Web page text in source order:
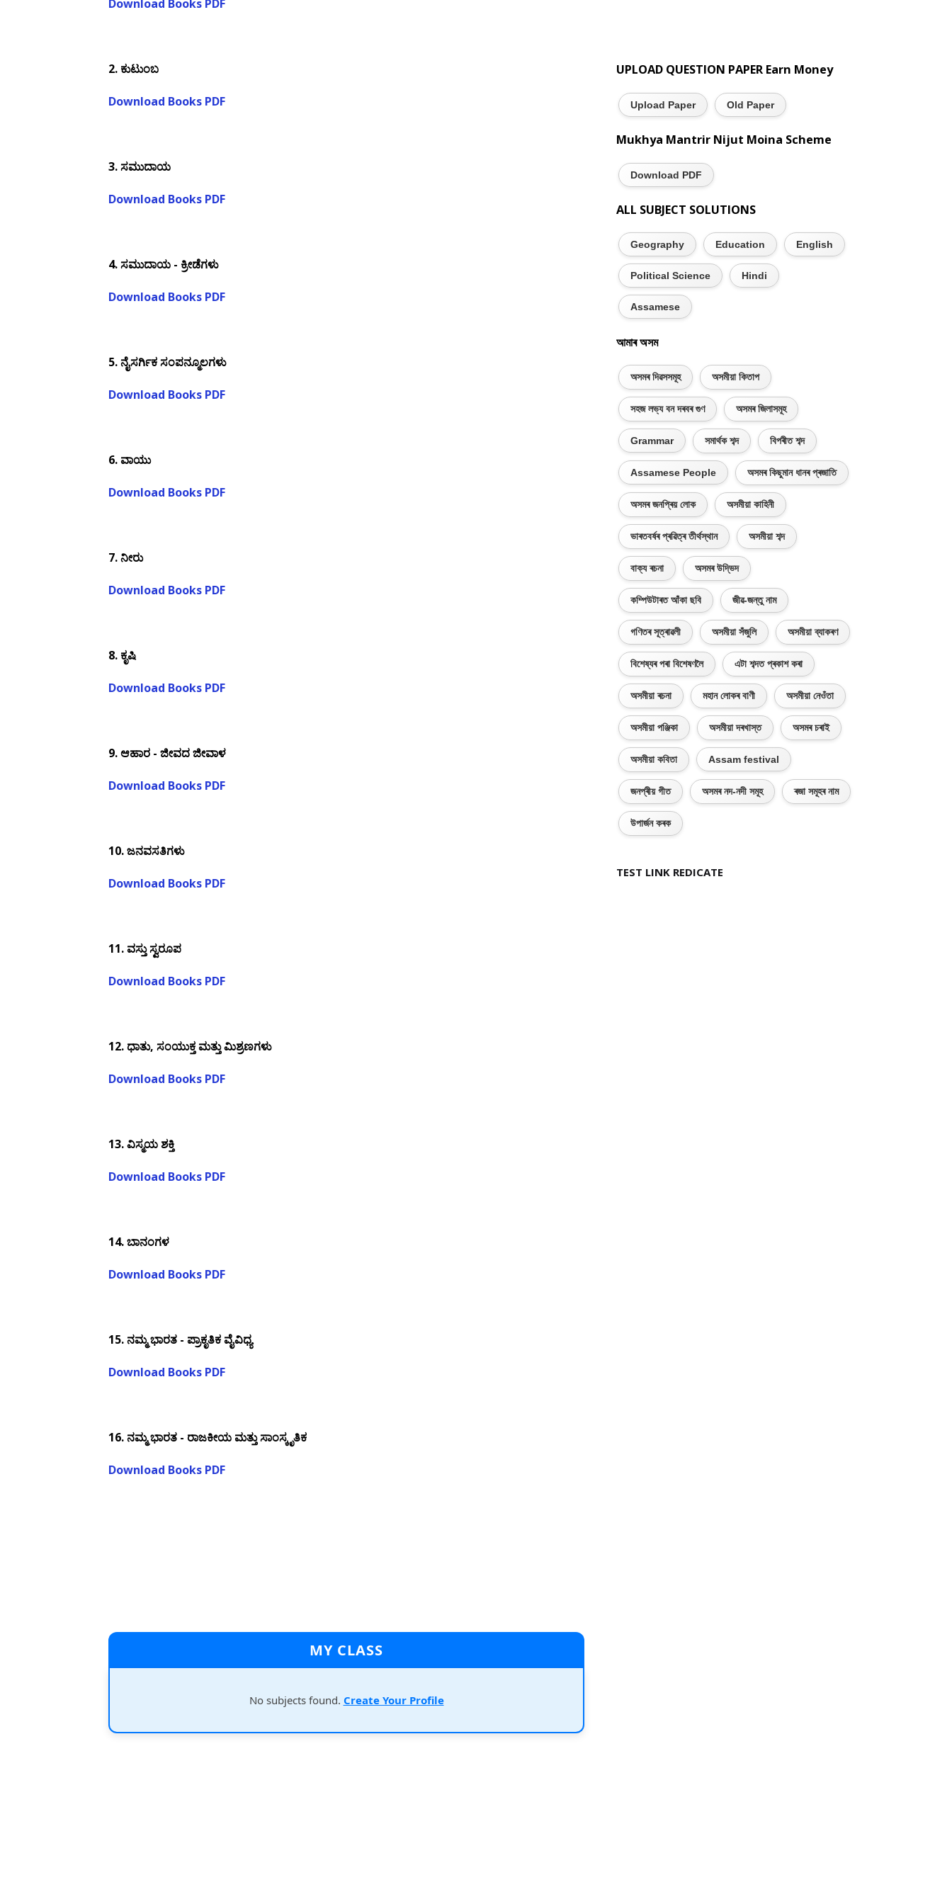
Download Books PDF
2. ಕುಟುಂಬ
Download Books PDF
3.ಸಮುದಾಯ
Download Books PDF
4.ಸಮುದಾಯ - ಕ್ರೀಡೆಗಳು
Download Books PDF
5.ನೈಸರ್ಗಿಕ ಸಂಪನ್ಮೂಲಗಳು
Download Books PDF
6. ವಾಯು
Download Books PDF
7.ನೀರು
Download Books PDF
8. ಕೃಷಿ
Download Books PDF
9.ಆಹಾರ - ಜೀವದ ಜೀವಾಳ
Download Books PDF
10.ಜನವಸತಿಗಳು
Download Books PDF
11. ವಸ್ತು ಸ್ವರೂಪ
Download Books PDF
12.ಧಾತು, ಸಂಯುಕ್ತ ಮತ್ತು ಮಿಶ್ರಣಗಳು
Download Books PDF
13.ವಿಸ್ಮಯ ಶಕ್ತಿ
Download Books PDF
14.ಬಾನಂಗಳ
Download Books PDF
15.ನಮ್ಮ ಭಾರತ - ಪ್ರಾಕೃತಿಕ ವೈವಿಧ್ಯ
Download Books PDF
16.ನಮ್ಮ ಭಾರತ - ರಾಜಕೀಯ ಮತ್ತು ಸಾಂಸ್ಕೃತಿಕ
Download Books PDF
MY CLASS
No subjects found. Create Your Profile
UPLOAD QUESTION PAPER Earn Money
Upload Paper Old Paper
Mukhya Mantrir Nijut Moina Scheme
Download PDF
ALL SUBJECT SOLUTIONS
Geography Education English
Political Science Hindi
Assamese
আমাৰ অসম
অসমৰ দিৱসসমূহ অসমীয়া কিতাপ
সহজ লভ্য বন দৰবৰ গুণ অসমৰ জিলাসমূহ
Grammar সমাৰ্থক শব্দ বিপৰীত শব্দ
Assamese People অসমৰ কিছুমান ধানৰ প্ৰজাতি
অসমৰ জনপ্ৰিয় লোক অসমীয়া কাহিনী
ভাৰতবৰ্ষৰ প্ৰৱিত্ৰ তীৰ্থস্থান অসমীয়া শব্দ
বাক্য ৰচনা অসমৰ উদ্ভিদ
কম্পিউটাৰত আঁকা ছবি জীৱ-জন্তু নাম
গণিতৰ সূত্ৰাৱলী অসমীয়া সঁজুলি অসমীয়া ব্যাকৰণ
বিশেষ্যৰ পৰা বিশেষণলৈ এটা শব্দত প্ৰকাশ কৰা
অসমীয়া ৰচনা মহান লোকৰ বাণী অসমীয়া নেওঁতা
অসমীয়া পঞ্জিকা অসমীয়া দৰখাস্ত অসমৰ চৰাই
অসমীয়া কবিতা Assam festival
জনপ্ৰীয় গীত অসমৰ নদ-নদী সমূহ ৰজা সমূহৰ নাম
উপাৰ্জন কৰক
TEST LINK REDICATE